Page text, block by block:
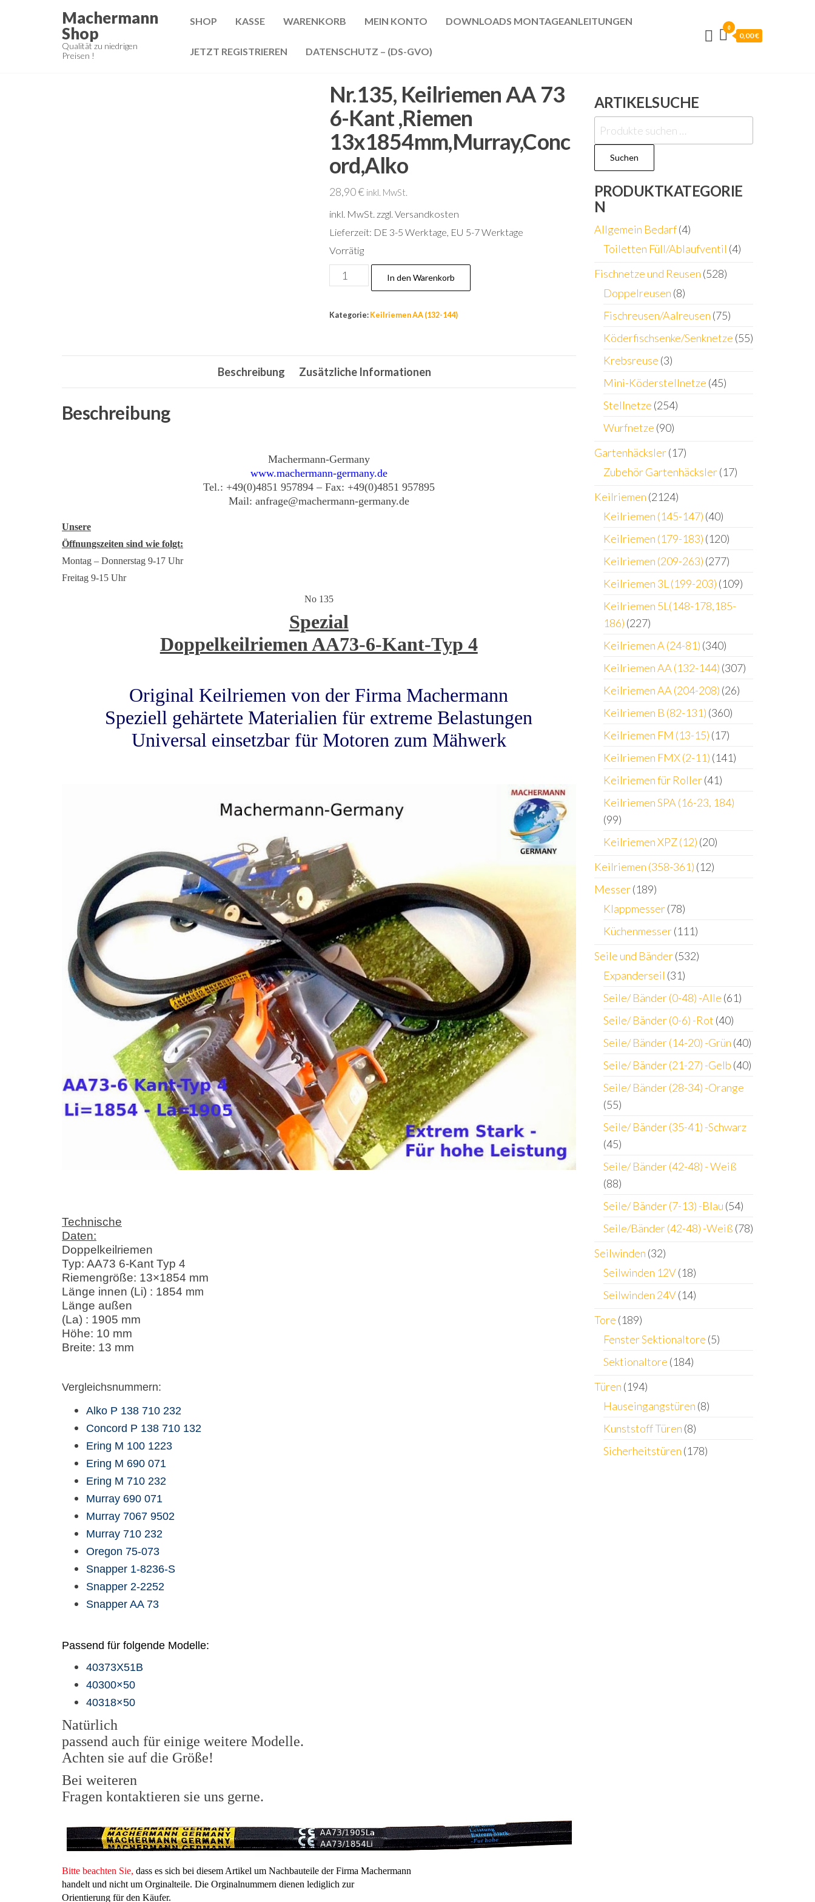
Machermann
Shop
Qualität zu niedrigen
Preisen !
SHOP KASSE WARENKORB MEIN KONTO DOWNLOADS MONTAGEANLEITUNGEN
JETZT REGISTRIEREN DATENSCHUTZ – (DS-GVO)
0
0,00 €
Nr.135, Keilriemen AA 73
6-Kant ,Riemen
13x1854mm,Murray,Conc
ord,Alko
28,90€ inkl. MwSt.
inkl. MwSt. zzgl. Versandkosten
Lieferzeit: DE 3-5 Werktage, EU 5-7 Werktage
Vorrätig
Nr.135,
Keilriemen
,Riemen
In den Warenkorb
Kategorie: Keilriemen AA (132-144)
Beschreibung Zusätzliche Informationen
Beschreibung
Machermann-Germany
www.machermann-germany.de
Tel.: +49(0)4851 957894 – Fax: +49(0)4851 957895
Mail: anfrage@machermann-germany.de
Unsere
Öffnungszeiten sind wie folgt:
Montag – Donnerstag 9-17 Uhr
Freitag 9-15 Uhr
No 135
Spezial
Doppelkeilriemen AA73-6-Kant-Typ 4
Original Keilriemen von der Firma Machermann
Speziell gehärtete Materialien für extreme Belastungen
Universal einsetzbar für Motoren zum Mähwerk
Technische
Daten:
Doppelkeilriemen
Typ: AA73 6-Kant Typ 4
Riemengröße: 13×1854 mm
Länge innen (Li) : 1854 mm
Länge außen
(La) : 1905 mm
Höhe: 10 mm
Breite: 13 mm
Vergleichsnummern:
Alko P 138 710 232
Concord P 138 710 132
Ering M 100 1223
Ering M 690 071
Ering M 710 232
Murray 690 071
Murray 7067 9502
Murray 710 232
Oregon 75-073
Snapper 1-8236-S
Snapper 2-2252
Snapper AA 73
Passend für folgende Modelle:
40373X51B
40300×50
40318×50
Natürlich
passend auch für einige weitere Modelle.
Achten sie auf die Größe!
Bei weiteren
Fragen kontaktieren sie uns gerne.
Bitte beachten Sie, dass es sich bei diesem Artikel um Nachbauteile der Firma Machermann
handelt und nicht um Orginalteile. Die Orginalnummern dienen lediglich zur
Orientierung für den Käufer.
ARTIKELSUCHE
Suchen
nach:
Suchen
PRODUKTKATEGORIE
N
Allgemein Bedarf (4)
Toiletten Füll/Ablaufventil (4)
Fischnetze und Reusen (528)
Doppelreusen (8)
Fischreusen/Aalreusen (75)
Köderfischsenke/Senknetze (55)
Krebsreuse (3)
Mini-Köderstellnetze (45)
Stellnetze (254)
Wurfnetze (90)
Gartenhäcksler (17)
Zubehör Gartenhäcksler (17)
Keilriemen (2124)
Keilriemen (145-147) (40)
Keilriemen (179-183) (120)
Keilriemen (209-263) (277)
Keilriemen 3L (199-203) (109)
Keilriemen 5L(148-178,185-
186) (227)
Keilriemen A (24-81) (340)
Keilriemen AA (132-144) (307)
Keilriemen AA (204-208) (26)
Keilriemen B (82-131) (360)
Keilriemen FM (13-15) (17)
Keilriemen FMX (2-11) (141)
Keilriemen für Roller (41)
Keilriemen SPA (16-23, 184)
(99)
Keilriemen XPZ (12) (20)
Keilriemen (358-361) (12)
Messer (189)
Klappmesser (78)
Küchenmesser (111)
Seile und Bänder (532)
Expanderseil (31)
Seile/ Bänder (0-48) -Alle (61)
Seile/ Bänder (0-6) -Rot (40)
Seile/ Bänder (14-20) -Grün (40)
Seile/ Bänder (21-27) -Gelb (40)
Seile/ Bänder (28-34) -Orange
(55)
Seile/ Bänder (35-41) -Schwarz
(45)
Seile/ Bänder (42-48) - Weiß
(88)
Seile/ Bänder (7-13) -Blau (54)
Seile/Bänder (42-48) -Weiß (78)
Seilwinden (32)
Seilwinden 12V (18)
Seilwinden 24V (14)
Tore (189)
Fenster Sektionaltore (5)
Sektionaltore (184)
Türen (194)
Hauseingangstüren (8)
Kunststoff Türen (8)
Sicherheitstüren (178)